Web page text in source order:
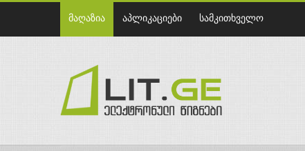
მაღაზია აპლიკაციები სამკითხველო